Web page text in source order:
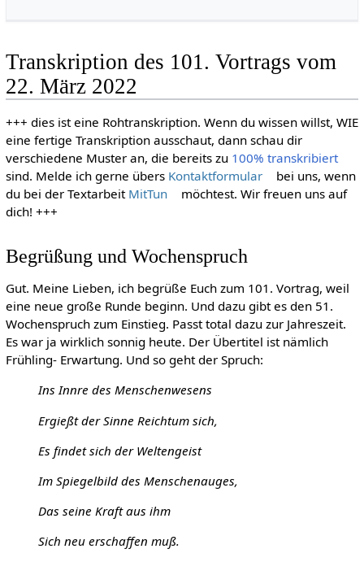
Transkription des 101. Vortrags vom
22. März 2022
+++ dies ist eine Rohtranskription. Wenn du wissen willst, WIE
eine fertige Transkription ausschaut, dann schau dir
verschiedene Muster an, die bereits zu 100% transkribiert
sind. Melde ich gerne übers Kontaktformular
bei uns, wenn
du bei der Textarbeit MitTun
möchtest. Wir freuen uns auf
dich! +++
Begrüßung und Wochenspruch
Gut. Meine Lieben, ich begrüße Euch zum 101. Vortrag, weil
eine neue große Runde beginn. Und dazu gibt es den 51.
Wochenspruch zum Einstieg. Passt total dazu zur Jahreszeit.
Es war ja wirklich sonnig heute. Der Übertitel ist nämlich
Frühling- Erwartung. Und so geht der Spruch:
Ins Innre des Menschenwesens
Ergießt der Sinne Reichtum sich,
Es findet sich der Weltengeist
Im Spiegelbild des Menschenauges,
Das seine Kraft aus ihm
Sich neu erschaffen muß.